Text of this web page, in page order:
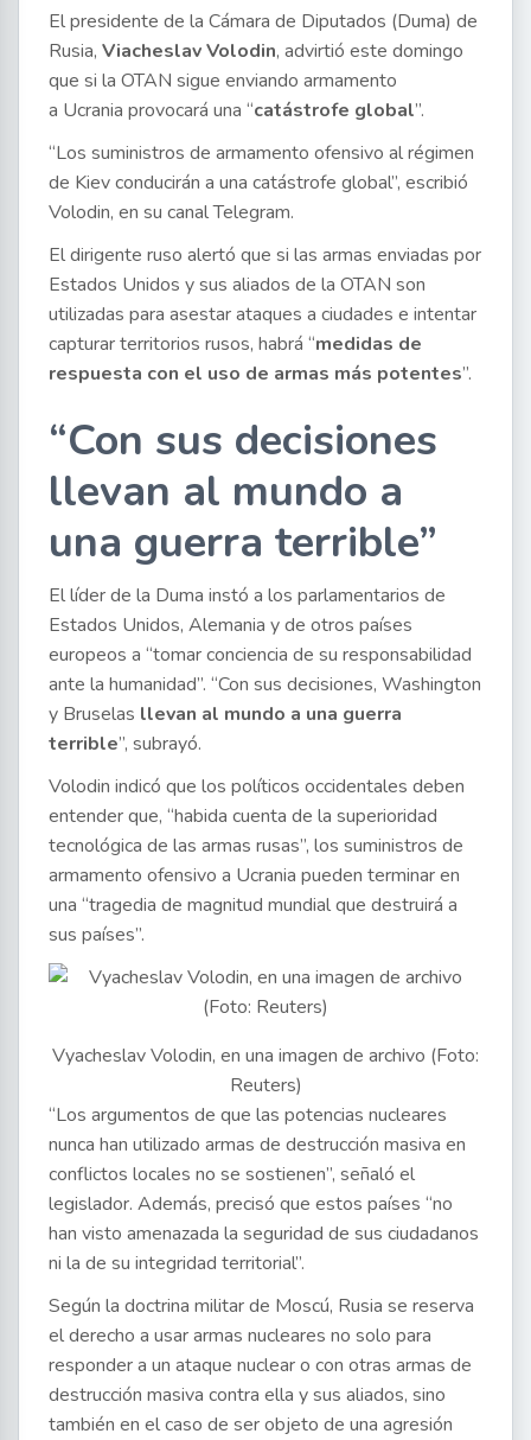
El presidente de la Cámara de Diputados (Duma) de
Rusia, Viacheslav Volodin, advirtió este domingo
que si la OTAN sigue enviando armamento
a Ucrania provocará una “catástrofe global”.
“Los suministros de armamento ofensivo al régimen
de Kiev conducirán a una catástrofe global”, escribió
Volodin, en su canal Telegram.
El dirigente ruso alertó que si las armas enviadas por
Estados Unidos y sus aliados de la OTAN son
utilizadas para asestar ataques a ciudades e intentar
capturar territorios rusos, habrá “medidas de
respuesta con el uso de armas más potentes”.
“Con sus decisiones
llevan al mundo a
una guerra terrible”
El líder de la Duma instó a los parlamentarios de
Estados Unidos, Alemania y de otros países
europeos a “tomar conciencia de su responsabilidad
ante la humanidad”. “Con sus decisiones, Washington
y Bruselas llevan al mundo a una guerra
terrible”, subrayó.
Volodin indicó que los políticos occidentales deben
entender que, “habida cuenta de la superioridad
tecnológica de las armas rusas”, los suministros de
armamento ofensivo a Ucrania pueden terminar en
una “tragedia de magnitud mundial que destruirá a
sus países”.
Vyacheslav Volodin, en una imagen de archivo (Foto:
Reuters)
“Los argumentos de que las potencias nucleares
nunca han utilizado armas de destrucción masiva en
conflictos locales no se sostienen”, señaló el
legislador. Además, precisó que estos países “no
han visto amenazada la seguridad de sus ciudadanos
ni la de su integridad territorial”.
Según la doctrina militar de Moscú, Rusia se reserva
el derecho a usar armas nucleares no solo para
responder a un ataque nuclear o con otras armas de
destrucción masiva contra ella y sus aliados, sino
también en el caso de ser objeto de una agresión